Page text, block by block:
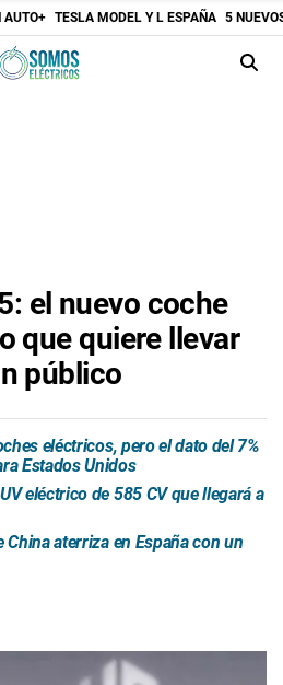
AUTO+ TESLA MODEL Y L ESPAÑA 5
el nuevo coche
que quiere llevar
público
eléctricos, pero el dato del 7%
Estados Unidos
eléctrico de 585 CV que llegará a
aterriza en España con un